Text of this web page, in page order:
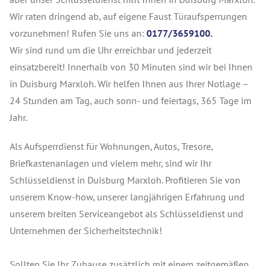
Wir raten dringend ab, auf eigene Faust Türaufsperrungen
vorzunehmen! Rufen Sie uns an: 0177/3659100.
Wir sind rund um die Uhr erreichbar und jederzeit
einsatzbereit! Innerhalb von 30 Minuten sind wir bei Ihnen
in Duisburg Marxloh. Wir helfen Ihnen aus Ihrer Notlage –
24 Stunden am Tag, auch sonn- und feiertags, 365 Tage im
Jahr.
Als Aufsperrdienst für Wohnungen, Autos, Tresore,
Briefkastenanlagen und vielem mehr, sind wir Ihr
Schlüsseldienst in Duisburg Marxloh. Profitieren Sie von
unserem Know-how, unserer langjährigen Erfahrung und
unserem breiten Serviceangebot als Schlüsseldienst und
Unternehmen der Sicherheitstechnik!